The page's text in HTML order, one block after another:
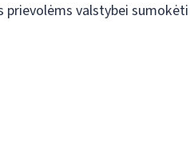
prievolėms valstybei sumokėti